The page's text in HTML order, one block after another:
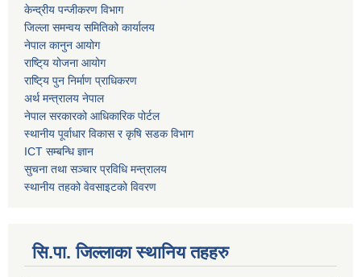
केन्द्रीय पन्जीकरण विभाग
जिल्ला समन्वय समितिको कार्यालय
नेपाल कानुन आयोग
राष्टि्य योजना आयोग
राष्टि्य पुन निर्माण प्राधिकरण
अर्थ मन्त्रालय नेपाल
नेपाल सरकारको आधिकारिक पोर्टल
स्थानीय पूर्वाधार विकास र कृषि सडक विभाग
ICT सम्बन्धि ज्ञान
सुचना तथा सञ्चार प्रविधि मन्त्रालय
स्थानीय तहको वेवसाइटको विवरण
सि.पा. जिल्लाका स्थानिय तहहरु